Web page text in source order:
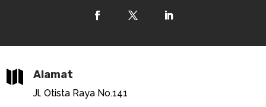
 Alamat
Jl. Otista Raya No.141